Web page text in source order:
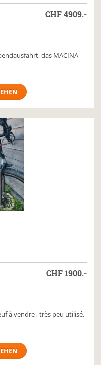
CHF4909.-
das MACINA
CHF1900.-
à vendre , très peu utilisé.